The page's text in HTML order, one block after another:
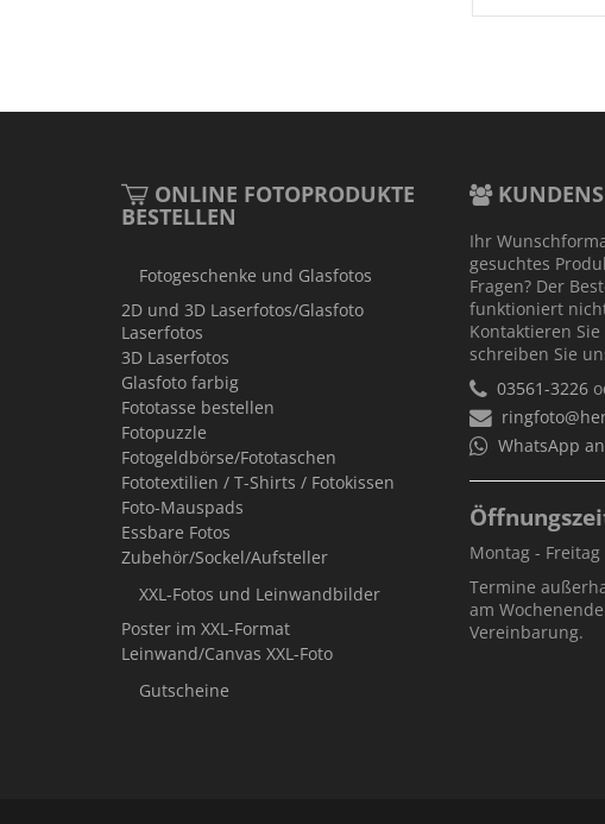
ONLINE FOTOPRODUKTE
BESTELLEN
Fotogeschenke und Glasfotos
2D und 3D Laserfotos/Glasfoto
Laserfotos
3D Laserfotos
Glasfoto farbig
Fototasse bestellen
Fotopuzzle
Fotogeldbörse/Fototaschen
Fototextilien / T-Shirts / Fotokissen
Foto-Mauspads
Essbare Fotos
Zubehör/Sockel/Aufsteller
XXL-Fotos und Leinwandbilder
Poster im XXL-Format
Leinwand/Canvas XXL-Foto
Gutscheine
Ihr
gesuchtes
Fragen? Der
funktioniert
Kontaktieren
schreiben Sie
03561-3226
WhatsApp
Montag - Freitag
Termine
am
Vereinbarung.